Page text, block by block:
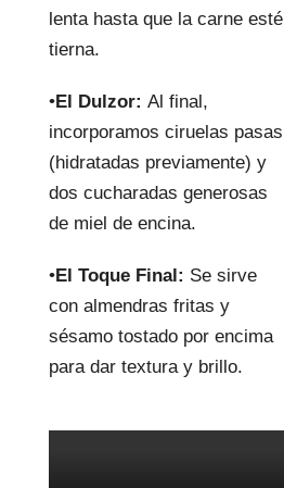
lenta hasta que la carne esté
tierna.
•El Dulzor: Al final,
incorporamos ciruelas pasas
(hidratadas previamente) y
dos cucharadas generosas
de miel de encina.
•El Toque Final: Se sirve
con almendras fritas y
sésamo tostado por encima
para dar textura y brillo.